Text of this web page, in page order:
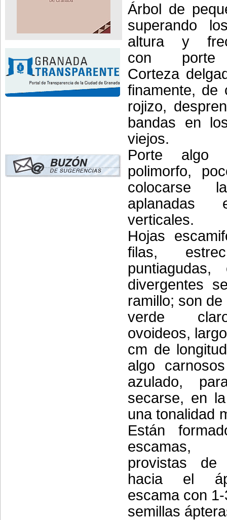
Árbol de
superando
altura y
con porte
Corteza
finamente, de
rojizo,
bandas en
viejos.
Porte algo
polimorfo,
colocarse
aplanadas
verticales.
Hojas
filas,
divergentes
ramillo; son de
verde
ovoideos,
cm de
algo
azulado,
secarse, en
una tonalidad
Están
escamas,
provistas
hacia el
escama con
semillas